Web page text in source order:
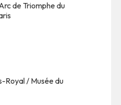
de Triomphe du
Royal / Musée du